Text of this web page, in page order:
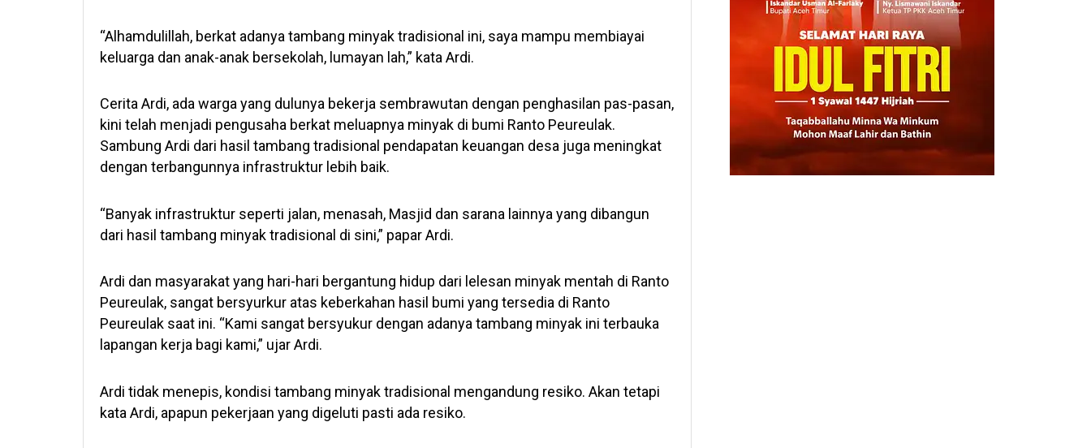
“Alhamdulillah, berkat adanya tambang minyak tradisional ini, saya mampu membiayai
keluarga dan anak-anak bersekolah, lumayan lah,” kata Ardi.
Cerita Ardi, ada warga yang dulunya bekerja sembrawutan dengan penghasilan pas-pasan,
kini telah menjadi pengusaha berkat meluapnya minyak di bumi Ranto Peureulak.
Sambung Ardi dari hasil tambang tradisional pendapatan keuangan desa juga meningkat
dengan terbangunnya infrastruktur lebih baik.
“Banyak infrastruktur seperti jalan, menasah, Masjid dan sarana lainnya yang dibangun
dari hasil tambang minyak tradisional di sini,” papar Ardi.
Ardi dan masyarakat yang hari-hari bergantung hidup dari lelesan minyak mentah di Ranto
Peureulak, sangat bersyurkur atas keberkahan hasil bumi yang tersedia di Ranto
Peureulak saat ini. “Kami sangat bersyukur dengan adanya tambang minyak ini terbauka
lapangan kerja bagi kami,” ujar Ardi.
Ardi tidak menepis, kondisi tambang minyak tradisional mengandung resiko. Akan tetapi
kata Ardi, apapun pekerjaan yang digeluti pasti ada resiko.